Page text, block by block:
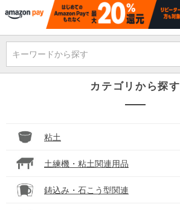
キーワードから探す
カテゴリから探す
粘土
土練機・粘土関連用品
鋳込み・石こう型関連